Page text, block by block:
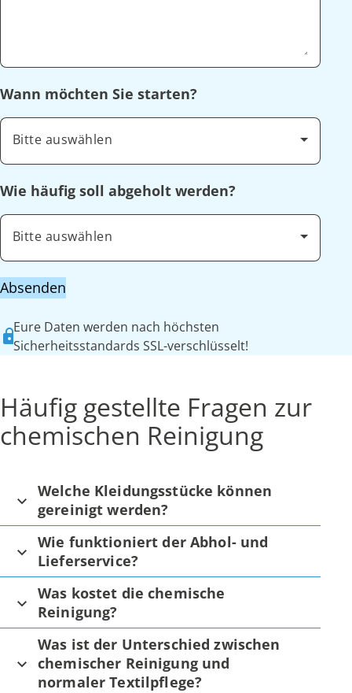
Wann möchten Sie starten?
Bitte auswählen
Wie häufig soll abgeholt werden?
Bitte auswählen
Absenden
Eure Daten werden nach höchsten
Sicherheitsstandards SSL-verschlüsselt!
Häufig gestellte Fragen zur
chemischen Reinigung
Welche Kleidungsstücke können
gereinigt werden?
Wie funktioniert der Abhol- und
Lieferservice?
Was kostet die chemische
Reinigung?
Was ist der Unterschied zwischen
chemischer Reinigung und
normaler Textilpflege?